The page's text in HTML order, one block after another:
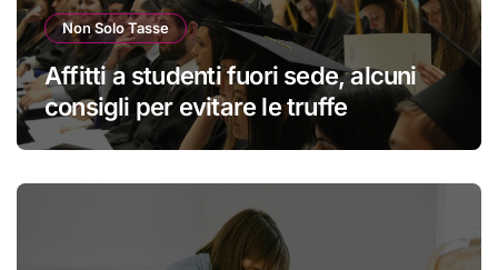
Non Solo Tasse
Affitti a studenti fuori sede, alcuni
consigli per evitare le truffe